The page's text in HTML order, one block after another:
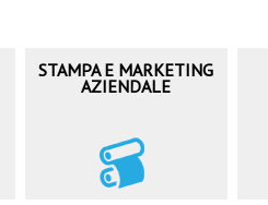
STAMPA E MARKETING
AZIENDALE